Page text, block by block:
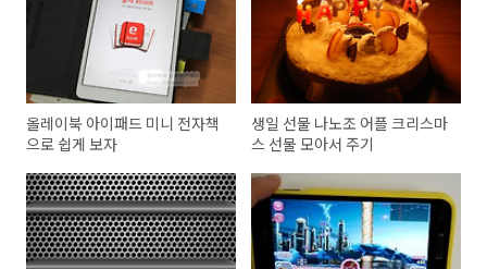
올레이북 아이패드 미니 전자책
으로 쉽게 보자
생일 선물 나노조 어플 크리스마
스 선물 모아서 주기